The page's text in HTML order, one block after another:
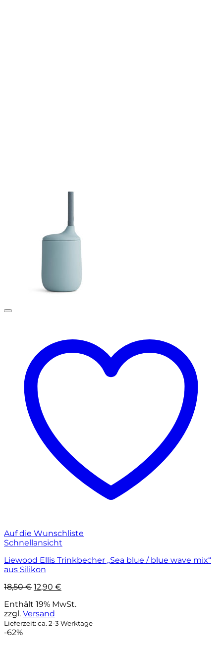
Auf die Wunschliste
Schnellansicht
Liewood Ellis Trinkbecher „Sea blue / blue wave mix“
aus Silikon
18,50€ Ursprünglicher
war:
18,50 €
12,90 €
ist:
Enthält 19% MwSt.
zzgl. Versand
Lieferzeit: ca. 2-3 Werktage
-62%